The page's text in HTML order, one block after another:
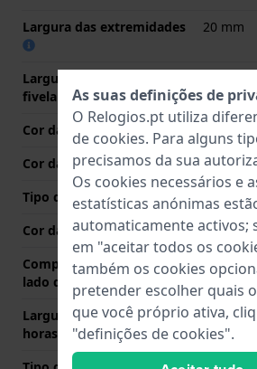
Largura das extremidades
20 mm
Largura da bracelete na
fivela
Cor da bracelete
Castanho
Cor das costuras
Tipo de Fecho
Nenhum
Cor da fivela
N/A
Comprimento de banda no
lado das 12 horas
70 mm
Largura de banda lado 6
horas (mm)
115 mm
As suas definições de
O Relogios.pt utiliza
de cookies. Para alguns
precisamos da sua
Os cookies necessários e
estatísticas anónimas
automaticamente activos;
em "aceitar todos os
também os cookies
pretender escolher quais
que você próprio ativa,
"definições de cookies".